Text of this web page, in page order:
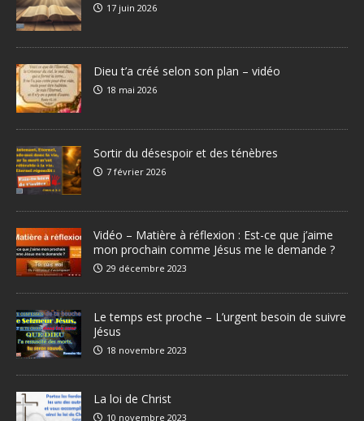
17 juin 2026
Dieu t’a créé selon son plan – vidéo
18 mai 2026
Sortir du désespoir et des ténèbres
7 février 2026
Vidéo – Matière à réflexion : Est-ce que j’aime
mon prochain comme Jésus me le demande ?
29 décembre 2023
Le temps est proche – L’urgent besoin de suivre
Jésus
18 novembre 2023
La loi de Christ
10 novembre 2023